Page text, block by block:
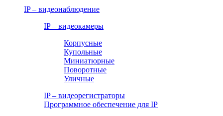
IP – видеонаблюдение
IP – видеокамеры
Корпусные
Купольные
Миниатюрные
Поворотные
Уличные
IP – видеорегистраторы
Программное обеспечение для IP